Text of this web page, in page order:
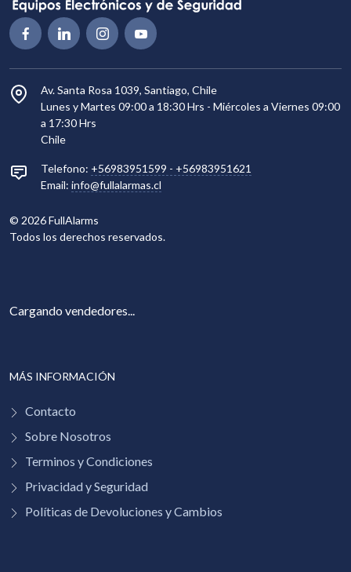
Av. Santa Rosa 1039, Santiago, Chile
Lunes y Martes 09:00 a 18:30 Hrs - Miércoles a Viernes 09:00
a 17:30 Hrs
Chile
Telefono: +56983951599 - +56983951621
Email: info@fullalarmas.cl
© 2026FullAlarms
Todos los derechos reservados.
Cargando vendedores...
MÁS INFORMACIÓN
Contacto
Sobre Nosotros
Terminos y Condiciones
Privacidad y Seguridad
Políticas de Devoluciones y Cambios